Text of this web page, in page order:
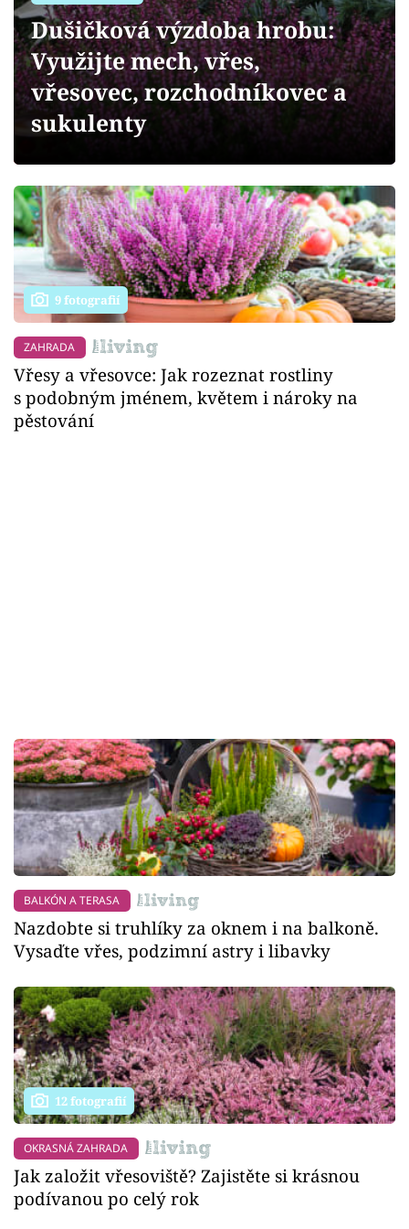
Přihlášení
Sledujte nás
Dušičková výzdoba hrobu:
Využijte mech, vřes,
vřesovec, rozchodníkovec a
sukulenty
9 fotografií
ZAHRADA
Vřesy a vřesovce: Jak rozeznat rostliny
s podobným jménem, květem i nároky na
pěstování
BALKÓN A TERASA
Nazdobte si truhlíky za oknem i na balkoně.
Vysaďte vřes, podzimní astry i libavky
12 fotografií
OKRASNÁ ZAHRADA
Jak založit vřesoviště? Zajistěte si krásnou
podívanou po celý rok